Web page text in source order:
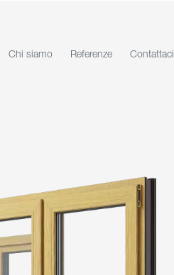
Chi siamo Referenze Contattaci